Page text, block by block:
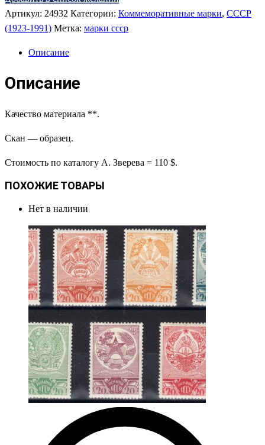
Артикул: 24932 Категории: Коммеморативные марки, СССР
(1923-1991) Метка: марки ссср
Описание
Описание
Качество материала **.
Скан — образец.
Стоимость по каталогу А. Зверева = 110 $.
ПОХОЖИЕ ТОВАРЫ
Нет в наличии